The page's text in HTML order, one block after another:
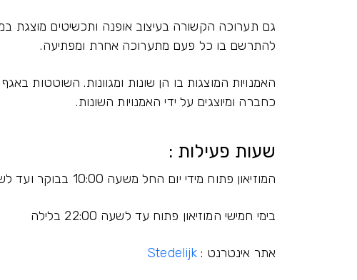
גם תערוכה הקשורה בעיצוב אופנה ותכשיטים מוצגת
להתרשם בו כל פעם מתערוכה אחרת ומפתיעה.
האמנויות המוצגות בו הן שונות ומגוונות. השוטטות
כחברה ומיוצגים על ידי האמנויות השונות.
שעות פעילות :
המוזיאון פתוח מידי יום החל משעה 10:00 בבוקר ועד לשעה 18:00 בערב
בימי חמישי המוזיאון פתוח עד לשעה 22:00 בלילה
אתר אינטרנט : Stedelijk